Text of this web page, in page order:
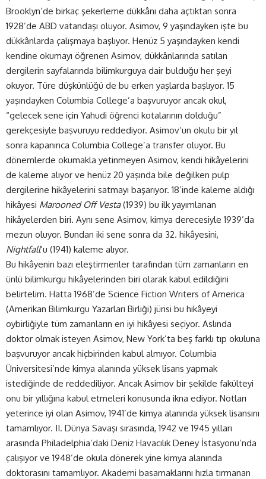
Brooklyn’de birkaç şekerleme dükkânı daha açtıktan sonra
1928’de ABD vatandaşı oluyor. Asimov, 9 yaşındayken işte bu
dükkânlarda çalışmaya başlıyor. Henüz 5 yaşındayken kendi
kendine okumayı öğrenen Asimov, dükkânlarında satılan
dergilerin sayfalarında bilimkurguya dair bulduğu her şeyi
okuyor. Türe düşkünlüğü de bu erken yaşlarda başlıyor. 15
yaşındayken Columbia College’a başvuruyor ancak okul,
“gelecek sene için Yahudi öğrenci kotalarının dolduğu”
gerekçesiyle başvuruyu reddediyor. Asimov’un okulu bir yıl
sonra kapanınca Columbia College’a transfer oluyor. Bu
dönemlerde okumakla yetinmeyen Asimov, kendi hikâyelerini
de kaleme alıyor ve henüz 20 yaşında bile değilken pulp
dergilerine hikâyelerini satmayı başarıyor. 18’inde kaleme aldığı
hikâyesi Marooned Off Vesta(1939) bu ilk yayımlanan
hikâyelerden biri. Aynı sene Asimov, kimya derecesiyle 1939’da
mezun oluyor. Bundan iki sene sonra da 32. hikâyesini,
Nightfall‘u (1941) kaleme alıyor.
Bu hikâyenin bazı eleştirmenler tarafından tüm zamanların en
ünlü bilimkurgu hikâyelerinden biri olarak kabul edildiğini
belirtelim. Hatta 1968’de Science Fiction Writers of America
(Amerikan Bilimkurgu Yazarları Birliği) jürisi bu hikâyeyi
oybirliğiyle tüm zamanların en iyi hikâyesi seçiyor. Aslında
doktor olmak isteyen Asimov, New York’ta beş farklı tıp okuluna
başvuruyor ancak hiçbirinden kabul almıyor. Columbia
Üniversitesi’nde kimya alanında yüksek lisans yapmak
istediğinde de reddediliyor. Ancak Asimov bir şekilde fakülteyi
onu bir yıllığına kabul etmeleri konusunda ikna ediyor. Notları
yeterince iyi olan Asimov, 1941’de kimya alanında yüksek lisansını
tamamlıyor. II. Dünya Savaşı sırasında, 1942 ve 1945 yılları
arasında Philadelphia’daki Deniz Havacılık Deney İstasyonu’nda
çalışıyor ve 1948’de okula dönerek yine kimya alanında
doktorasını tamamlıyor. Akademi basamaklarını hızla tırmanan